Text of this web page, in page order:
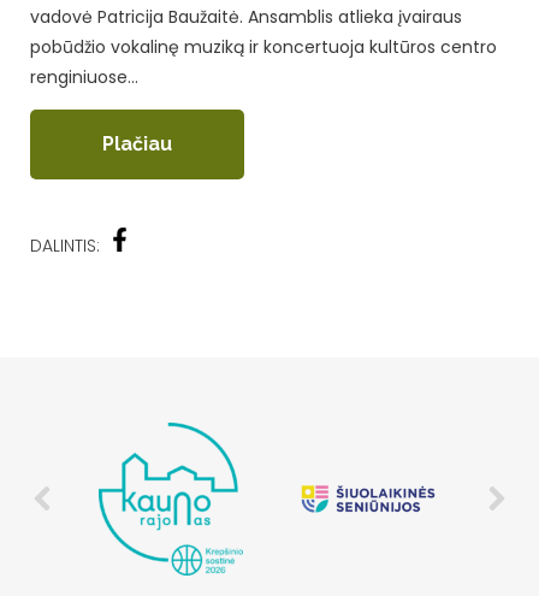
vadovė Patricija Baužaitė. Ansamblis atlieka įvairaus
pobūdžio vokalinę muziką ir koncertuoja kultūros centro
renginiuose…
Plačiau
DALINTIS: